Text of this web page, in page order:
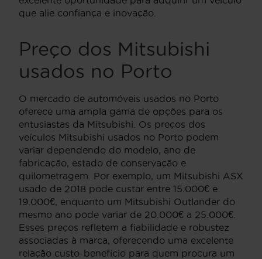
que alie confiança e inovação.
Preço dos Mitsubishi
usados no Porto
O mercado de automóveis usados no Porto
oferece uma ampla gama de opções para os
entusiastas da Mitsubishi. Os preços dos
veículos Mitsubishi usados no Porto podem
variar dependendo do modelo, ano de
fabricação, estado de conservação e
quilometragem. Por exemplo, um Mitsubishi ASX
usado de 2018 pode custar entre 15.000€ e
19.000€, enquanto um Mitsubishi Outlander do
mesmo ano pode variar de 20.000€ a 25.000€.
Esses preços refletem a fiabilidade e robustez
associadas à marca, oferecendo uma excelente
relação custo-benefício para quem procura um